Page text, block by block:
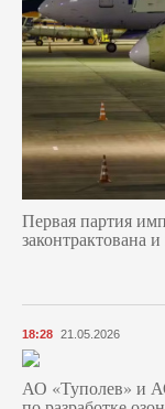
Первая партия
законтрактована
18:28 21.05.2026
АО «Туполев» и